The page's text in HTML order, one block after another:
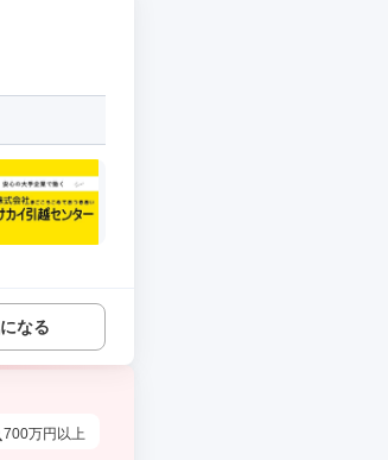
なる
700万円以上